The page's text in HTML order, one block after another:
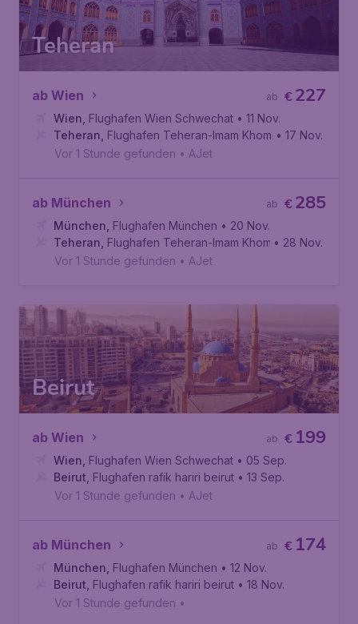
Teheran
ab Wien €227
ab
Wien Flughafen Wien Schwechat • 11 Nov.
Teheran Flughafen Teheran-Imam Khomeini• 17 Nov.
Vor 1 Stunde gefunden • AJet
ab München €285
ab
München Flughafen München • 20 Nov.
Teheran Flughafen Teheran-Imam Khomeini• 28 Nov.
Vor 1 Stunde gefunden • AJet
Beirut
ab Wien € 199
ab
Wien Flughafen Wien Schwechat • 05 Sep.
Beirut Flughafen rafik hariri beirut • 13 Sep.
Vor 1 Stunde gefunden • AJet
ab München € 174
ab
München Flughafen München • 12 Nov.
Beirut Flughafen rafik hariri beirut • 18 Nov.
Vor 1 Stunde gefunden •